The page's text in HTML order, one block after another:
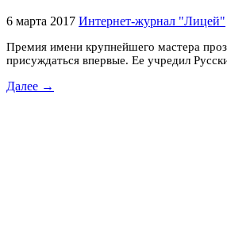
6 марта 2017 Интернет-журнал "Лицей"
Премия имени крупнейшего мастера
присуждаться впервые. Ее учредил
Далее →